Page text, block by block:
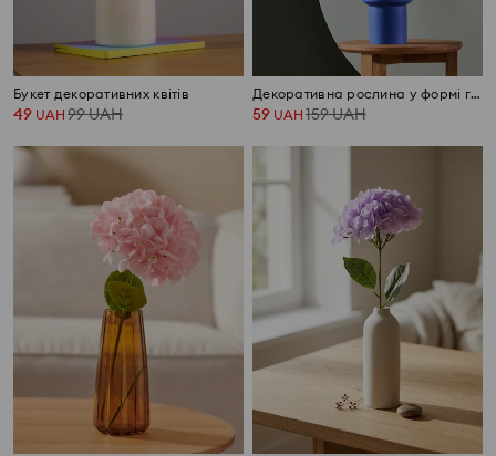
Букет декоративних квітів
49 UAH 99UAH
Декоративна рослина у формі гілочки
59 UAH 159UAH